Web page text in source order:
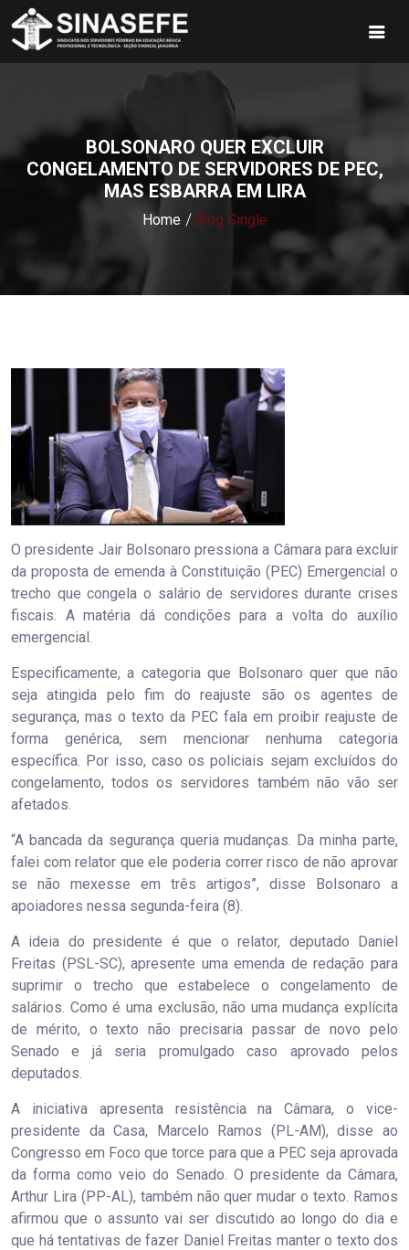
BOLSONARO QUER EXCLUIR
CONGELAMENTO DE SERVIDORES DE PEC,
MAS ESBARRA EM LIRA
Home Blog Single
O presidente Jair Bolsonaro pressiona a Câmara para excluir
da proposta de emenda à Constituição (PEC) Emergencial o
trecho que congela o salário de servidores durante crises
fiscais. A matéria dá condições para a volta do auxílio
emergencial.
Especificamente, a categoria que Bolsonaro quer que não
seja atingida pelo fim do reajuste são os agentes de
segurança, mas o texto da PEC fala em proibir reajuste de
forma genérica, sem mencionar nenhuma categoria
específica. Por isso, caso os policiais sejam excluídos do
congelamento, todos os servidores também não vão ser
afetados.
“A bancada da segurança queria mudanças. Da minha parte,
falei com relator que ele poderia correr risco de não aprovar
se não mexesse em três artigos”, disse Bolsonaro a
apoiadores nessa segunda-feira (8).
A ideia do presidente é que o relator, deputado Daniel
Freitas (PSL-SC), apresente uma emenda de redação para
suprimir o trecho que estabelece o congelamento de
salários. Como é uma exclusão, não uma mudança explícita
de mérito, o texto não precisaria passar de novo pelo
Senado e já seria promulgado caso aprovado pelos
deputados.
A iniciativa apresenta resistência na Câmara, o vice-
presidente da Casa, Marcelo Ramos (PL-AM), disse ao
Congresso em Foco que torce para que a PEC seja aprovada
da forma como veio do Senado. O presidente da Câmara,
Arthur Lira (PP-AL), também não quer mudar o texto. Ramos
afirmou que o assunto vai ser discutido ao longo do dia e
que há tentativas de fazer Daniel Freitas manter o texto dos